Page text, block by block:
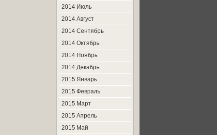
2014 Июль
2014 Август
2014 Сентябрь
2014 Октябрь
2014 Ноябрь
2014 Декабрь
2015 Январь
2015 Февраль
2015 Март
2015 Апрель
2015 Май